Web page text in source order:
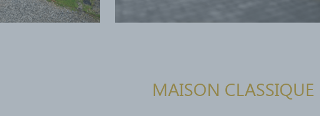
MAISON CLASSIQUE